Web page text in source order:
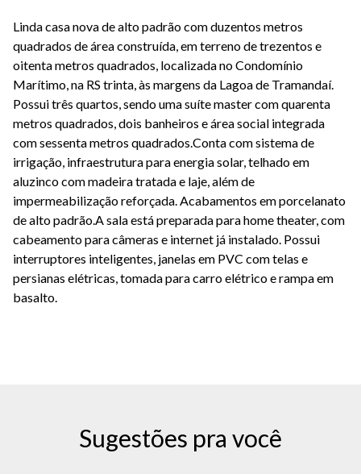
Linda casa nova de alto padrão com duzentos metros
quadrados de área construída, em terreno de trezentos e
oitenta metros quadrados, localizada no Condomínio
Marítimo, na RS trinta, às margens da Lagoa de Tramandaí.
Possui três quartos, sendo uma suíte master com quarenta
metros quadrados, dois banheiros e área social integrada
com sessenta metros quadrados.Conta com sistema de
irrigação, infraestrutura para energia solar, telhado em
aluzinco com madeira tratada e laje, além de
impermeabilização reforçada. Acabamentos em porcelanato
de alto padrão.A sala está preparada para home theater, com
cabeamento para câmeras e internet já instalado. Possui
interruptores inteligentes, janelas em PVC com telas e
persianas elétricas, tomada para carro elétrico e rampa em
basalto.
Sugestões pra você